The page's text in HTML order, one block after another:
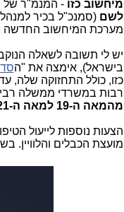
מיחשוב כזו- המנמ"ר
לשם (סמנכ"ל בכיר
מערכת המיחשוב החדשה
יש לי תשובה לשאלה
בישראל), אימצה את "ה
כזו, כולל התחזוקה שלה,
רבות במשרדי ממשלה
מהמאה ה-19 למאה ה-21
הצעות נוספות לייעול
מועצת הכבלים והלוויין.